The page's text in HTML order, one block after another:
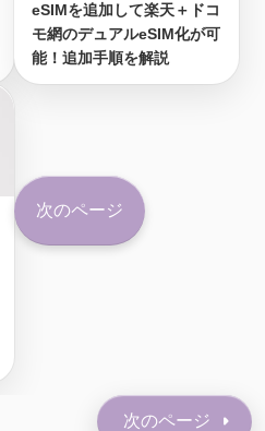
eSIMを追加して楽天＋ドコ
モ網のデュアルeSIM化が可
能！追加手順を解説
次のページ
次のページ